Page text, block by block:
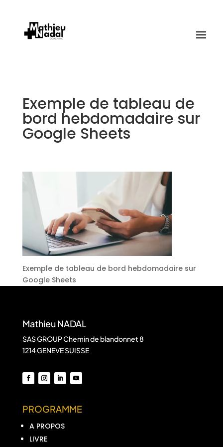
Exemple de tableau de
bord hebdomadaire sur
Google Sheets
Exemple de tableau de bord hebdomadaire sur
Google Sheets
Mathieu NADAL
SAS GROUP Chemin de blandonnet 8
1214 GENEVE SUISSE
PROGRAMME
A PROPOS
LIVRE